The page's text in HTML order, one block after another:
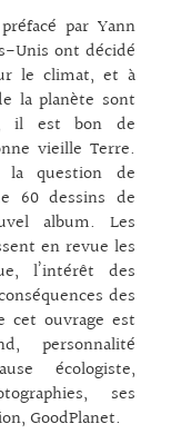
par Yann
Unis ont décidé
le climat, et à
la planète sont
il est bon de
vieille Terre.
la question de
60 dessins de
album. Les
en revue les
l’intérêt des
des
cet ouvrage est
personnalité
écologiste,
ses
GoodPlanet.